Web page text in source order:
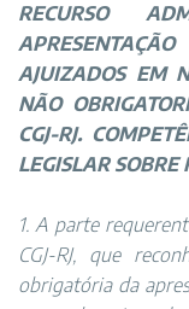
RECURSO
AJUIZADOS EM
NÃO
CGJ-RJ.
LEGISLAR SOBRE
1. A parte
CGJ-RJ, que
obrigatória da